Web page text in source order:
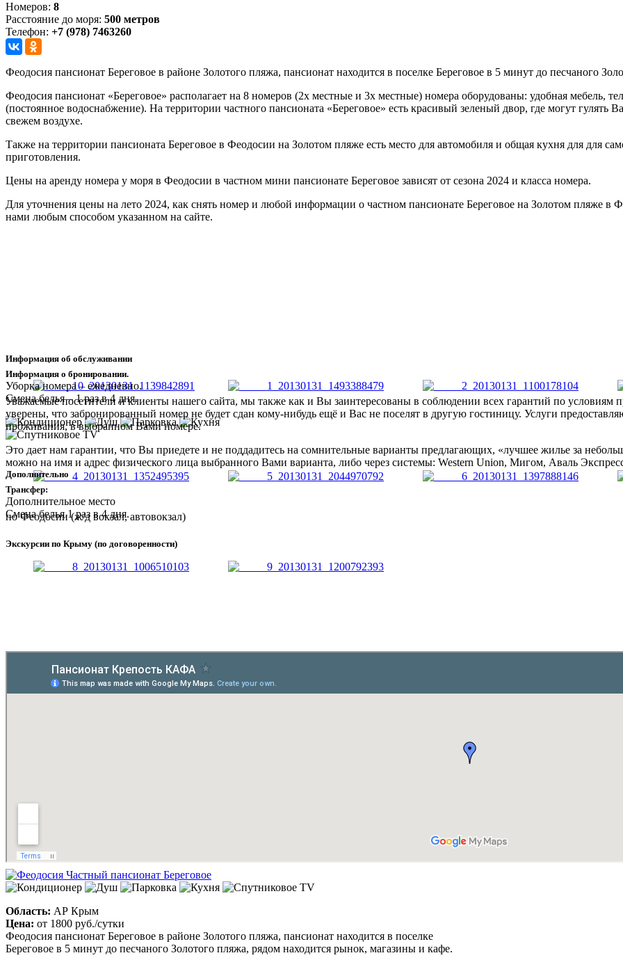
Номеров: 8
Расстояние до моря: 500 метров
Телефон: +7 (978) 7463260
Феодосия пансионат Береговое в районе Золотого пляжа, пансионат находится в поселке Береговое в 5 минут до песчаного
Феодосия пансионат «Береговое» располагает на 8 номеров (2х местные и 3х местные) номера оборудованы: удобная мебель,
(постоянное водоснабжение). На территории частного пансионата «Береговое» есть красивый зеленый двор, где могут гулять
свежем воздухе.
Также на территории пансионата Береговое в Феодосии на Золотом пляже есть место для автомобиля и общая кухня для для
приготовления.
Цены на аренду номера у моря в Феодосии в частном мини пансионате Береговое зависят от сезона 2024 и класса номера.
Для уточнения цены на лето 2024, как снять номер и любой информации о частном пансионате Береговое на Золотом пляже в
нами любым способом указанном на сайте.
Информация об обслуживании
Уборка номера – ежедневно.
Смена белья – 1 раз в 4 дня.
Дополнительно
Дополнительное место
Смена белья 1 раз в 4 дня.
Информация о бронировании.
Уважаемые посетители и клиенты нашего сайта, мы также как и Вы заинтересованы в соблюдении всех гарантий по
уверены, что забронированный номер не будет сдан кому-нибудь ещё и Вас не поселят в другую гостиницу. Услуги
проживания, в выбранном Вами номере.
Это дает нам гарантии, что Вы приедете и не поддадитесь на сомнительные варианты предлагающих, «лучшее жилье за
можно на имя и адрес физического лица выбранного Вами варианта, либо через системы: Western Union, Мигом, Аваль
Трансфер:
по Феодосии (ж/д вокзал, автовокзал)
Экскурсии по Крыму (по договоренности)
Феодосия пансионат на Золотом пляже - На солнечном полуострове Крым в поселке Береговое,
комфортабельный пансионат на Золотом пляже в 200 метрах от моря.
Частный пансионат Береговое
Область: АР Крым
Цена: от 1800 руб./сутки
Феодосия пансионат Береговое в районе Золотого пляжа, пансионат находится в поселке
Береговое в 5 минут до песчаного Золотого пляжа, рядом находится рынок, магазины и кафе.